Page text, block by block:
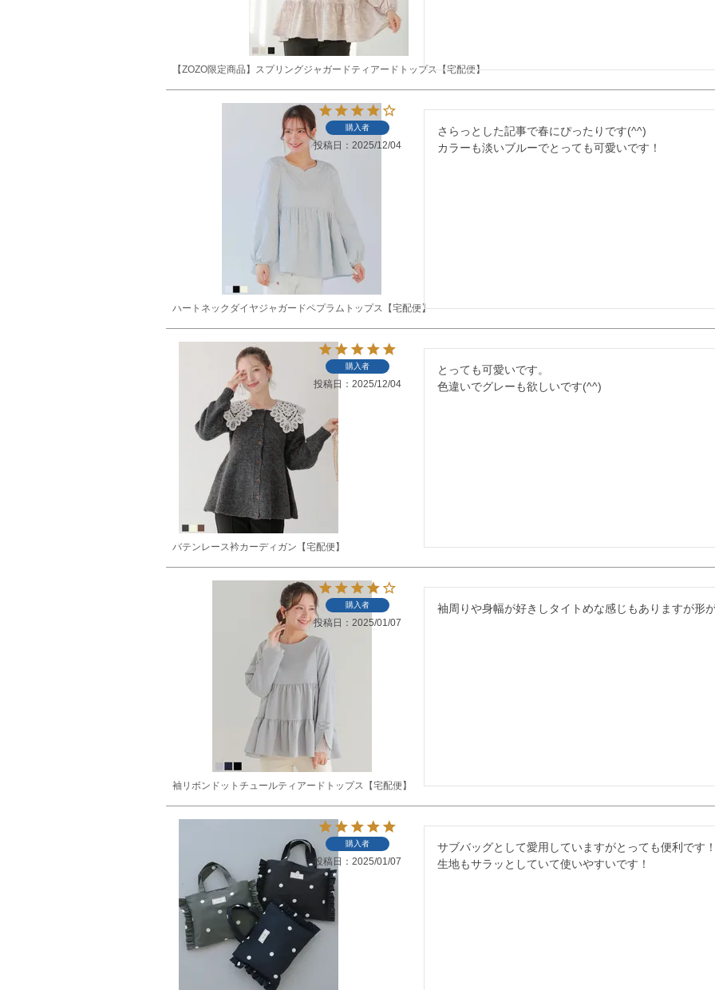
【ZOZO限定商品】スプリングジャガードティアードトップス【宅配便】
ハートネックダイヤジャガードペプラムトップス【宅配便】
購入者
投稿日 2025/12/04
さらっとした記事で春にぴったりです(^^)
カラーも淡いブルーでとっても可愛いです！
バテンレース衿カーディガン【宅配便】
購入者
投稿日 2025/12/04
とっても可愛いです。
色違いでグレーも欲しいです(^^)
袖リボンドットチュールティアードトップス【宅配便】
購入者
投稿日 2025/01/07
袖周りや身幅が好きしタイトめな感じもありますが形
購入者
投稿日 2025/01/07
サブバッグとして愛用していますがとっても便利です！
生地もサラッとしていて使いやすいです！